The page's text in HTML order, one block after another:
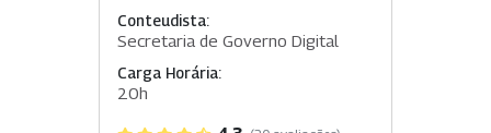
Conteudista:
Secretaria de Governo Digital
Carga Horária:
20h